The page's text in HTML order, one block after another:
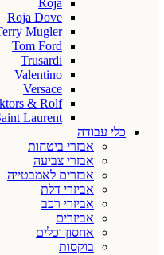
Roja
Roja Dove
Mugler
Tom Ford
Trusardi
Valentino
Versace
& Rolf
Laurent
כלי עבודה
אבזרי ביטחות
אבזרי צביעה
אבזרים לאמבטייה
אביזרי דלת
אביזרי רכב
אביזרים
אחסון וכלים
בוקסות